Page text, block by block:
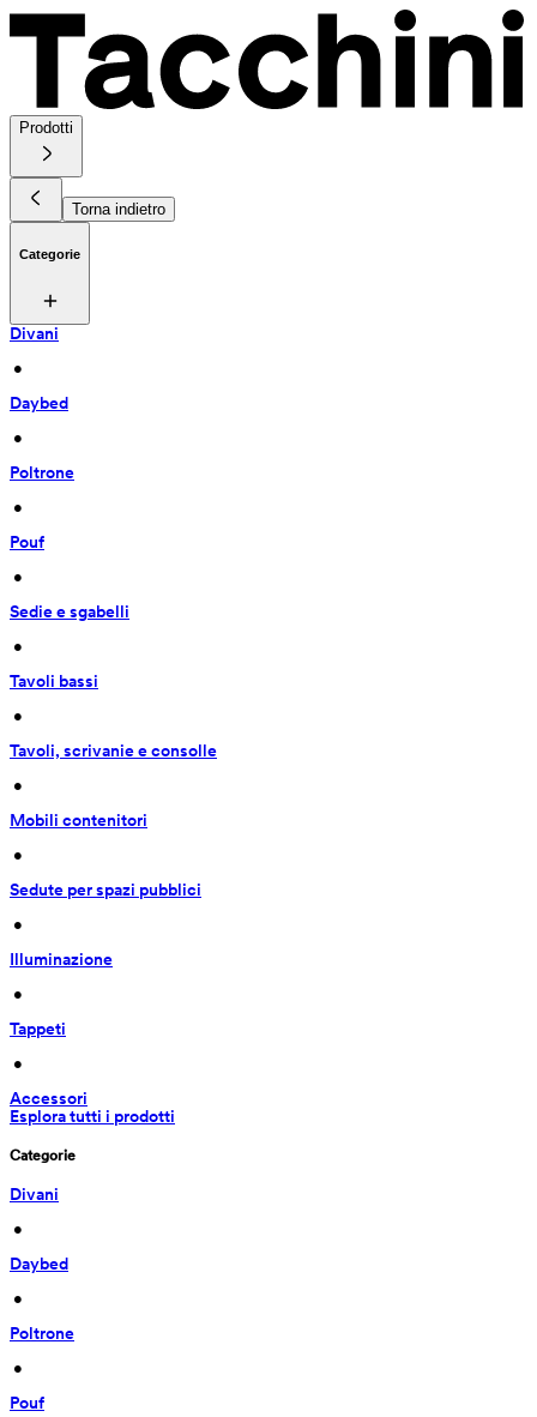
Prodotti
Torna indietro
Categorie
Divani
•
Daybed
•
Poltrone
•
Pouf
•
Sedie e sgabelli
•
Tavoli bassi
•
Tavoli, scrivanie e consolle
•
Mobili contenitori
•
Sedute per spazi pubblici
•
Illuminazione
•
Tappeti
•
Accessori
Esplora tutti i prodotti
Categorie
Divani
•
Daybed
•
Poltrone
•
Pouf